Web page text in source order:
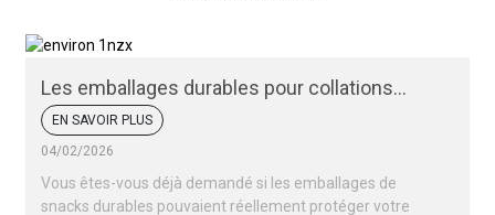
Les emballages durables pour collations
peuvent-ils protéger vos produits ?
EN SAVOIR PLUS
04/02/2026
Vous êtes-vous déjà demandé si les emballages de
snacks durables pouvaient réellement protéger votre